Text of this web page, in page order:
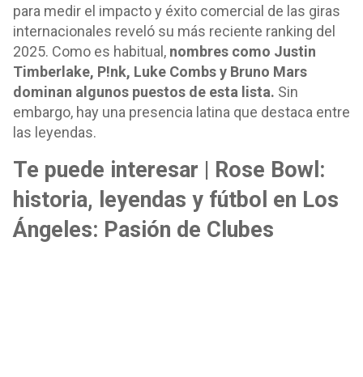
para medir el impacto y éxito comercial de las giras
internacionales reveló su más reciente ranking del
2025. Como es habitual, nombres como Justin
Timberlake, P!nk, Luke Combs y Bruno Mars
dominan algunos puestos de esta lista. Sin
embargo, hay una presencia latina que destaca entre
las leyendas.
Te puede interesar | Rose Bowl:
historia, leyendas y fútbol en Los
Ángeles: Pasión de Clubes